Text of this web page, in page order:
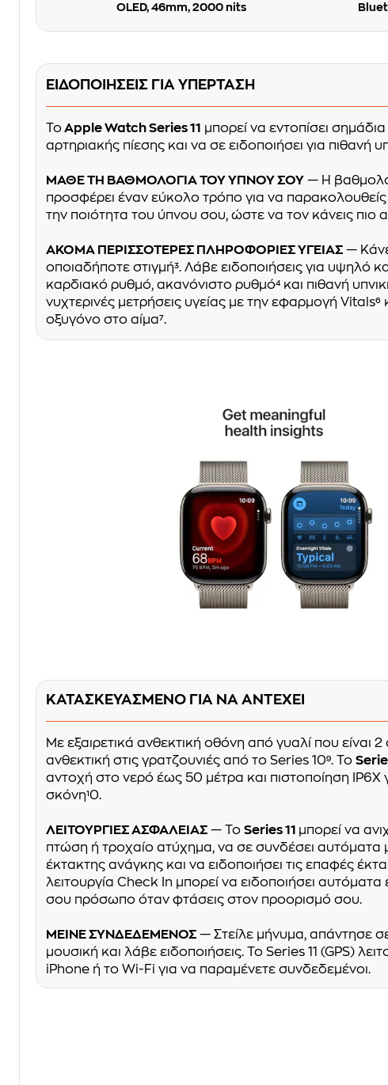
OLED, 46mm, 2000 nits
ΕΙΔΟΠΟΙΗΣΕΙΣ ΓΙΑ ΥΠΕΡΤΑΣΗ
ΤοApple Watch Series 11 μπορεί να εντοπίσει
αρτηριακής πίεσης και να σε ειδοποιήσει για πιθανή
ΜΑΘΕ ΤΗ ΒΑΘΜΟΛΟΓΙΑ ΤΟΥ ΥΠΝΟΥ ΣΟΥ — Η
προσφέρει έναν εύκολο τρόπο για να παρακολουθείς
την ποιότητα του ύπνου σου, ώστε να τον κάνεις πιο
ΑΚΟΜΑ ΠΕΡΙΣΣΟΤΕΡΕΣ ΠΛΗΡΟΦΟΡΙΕΣ ΥΓΕΙΑΣ —
οποιαδήποτε στιγμή³. Λάβε ειδοποιήσεις για υψηλό
καρδιακό ρυθμό, ακανόνιστο ρυθμό⁴ και πιθανή
νυχτερινές μετρήσεις υγείας με την εφαρμογή Vitals⁶
οξυγόνο στο αίμα⁷.
ΚΑΤΑΣΚΕΥΑΣΜΕΝΟ ΓΙΑ ΝΑ ΑΝΤΕΧΕΙ
Με εξαιρετικά ανθεκτική οθόνη από γυαλί που είναι
ανθεκτική στις γρατζουνιές από το Series 10⁹. Το
αντοχή στο νερό έως 50 μέτρα και πιστοποίηση IP6X
σκόνη¹0.
ΛΕΙΤΟΥΡΓΙΕΣ ΑΣΦΑΛΕΙΑΣ — Το Series 11 μπορεί να
πτώση ή τροχαίο ατύχημα, να σε συνδέσει αυτόματα
έκτακτης ανάγκης και να ειδοποιήσει τις επαφές
λειτουργία Check In μπορεί να ειδοποιήσει
σου πρόσωπο όταν φτάσεις στον προορισμό σου.
ΜΕΙΝΕ ΣΥΝΔΕΔΕΜΕΝΟΣ — Στείλε μήνυμα, απάντησε
μουσική και λάβε ειδοποιήσεις. Το Series 11 (GPS)
iPhone ή το Wi-Fi για να παραμένετε συνδεδεμένοι.